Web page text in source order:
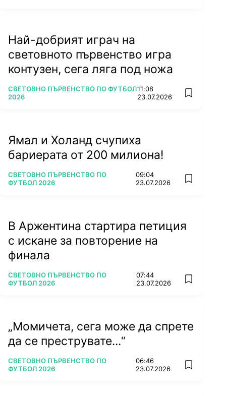
Най-добрият играч на
световното първенство игра
контузен, сега ляга под ножа
ПОВЕЧЕ ОТ
СВЕТОВНО ПЪРВЕНСТВО ПО ФУТБОЛ
2026
11:08
23.07.2026
add
Ямал и Холанд счупиха
бариерата от 200 милиона!
ПОВЕЧЕ ОТ
СВЕТОВНО ПЪРВЕНСТВО ПО
ФУТБОЛ 2026
09:04
23.07.2026
add
В Аржентина стартира петиция
с искане за повторение на
финала
ПОВЕЧЕ ОТ
СВЕТОВНО ПЪРВЕНСТВО ПО
ФУТБОЛ 2026
07:44
23.07.2026
add
„Момичета, сега може да спрете
да се преструвате...“
ПОВЕЧЕ ОТ
СВЕТОВНО ПЪРВЕНСТВО ПО
ФУТБОЛ 2026
06:46
23.07.2026
add